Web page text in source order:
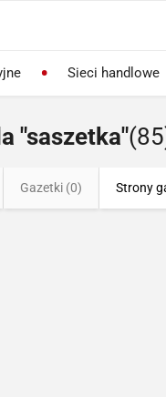
Sieci handlowe
"saszetka"
Gazetki (0) Strony